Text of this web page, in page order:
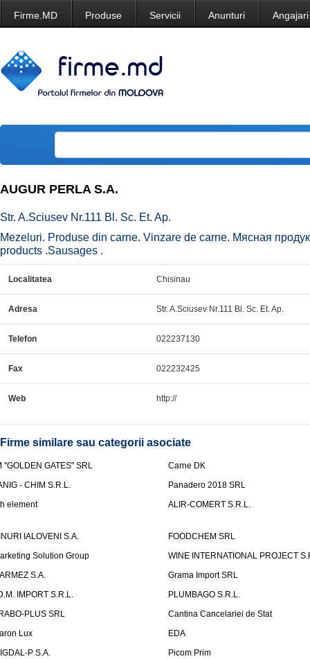
Firme.MD Produse Servicii Anunturi Angajari
AUGUR PERLA S.A.
Str. A.Sciusev Nr.111 Bl. Sc. Et. Ap.
Mezeluri. Produse din carne. Vinzare de carne. Мясная
products .Sausages .
Localitatea Chisinau
Adresa Str. A.Sciusev Nr.111 Bl. Sc. Et. Ap.
Telefon 022237130
Fax 022232425
Web http://
Firme similare sau categorii asociate
"GOLDEN GATES" SRL
Carne DK
- CHIM S.R.L.
Panadero 2018 SRL
element
ALIR-COMERT S.R.L.
IALOVENI S.A.
FOODCHEM SRL
Solution Group
WINE INTERNATIONAL PROJECT
S.A.
Grama Import SRL
IMPORT S.R.L.
PLUMBAGO S.R.L.
PLUS SRL
Cantina Cancelariei de Stat
Lux
EDA
P S.A.
Picom Prim